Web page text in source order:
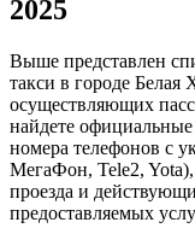
2025
Выше представлен
такси в городе Белая
осуществляющих
найдете
номера телефонов с
МегаФон, Tele2,
проезда и
предоставляемых